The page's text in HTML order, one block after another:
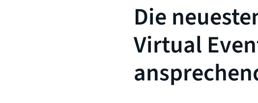
Die
Virtual